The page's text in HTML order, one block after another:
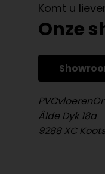
Komt u
Onze
Âlde Dyk 18a
9288 XC